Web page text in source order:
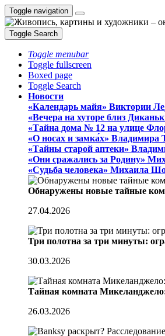
Toggle navigation
Toggle Search
Toggle menubar
Toggle fullscreen
Boxed page
Toggle Search
Новости
«Календарь майя» Виктории
«Вечера на хуторе близ
«Тайна дома № 12 на улице
«О носах и замка́х» Владимира
«Тайны старой аптеки»
«Они сражались за Родину»
«Судьба человека» Михаила
Обнаружены новые тайные
27.04.2026
Три полотна за три минуты:
30.03.2026
Тайная комната
26.03.2026